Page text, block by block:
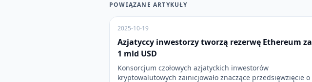
POWIĄZANE ARTYKUŁY
2025-10-19
Azjatyccy inwestorzy tworzą rezerwę Ethereum za
1 mld USD
Konsorcjum czołowych azjatyckich inwestorów
kryptowalutowych zainicjowało znaczące przedsięwzięcie o